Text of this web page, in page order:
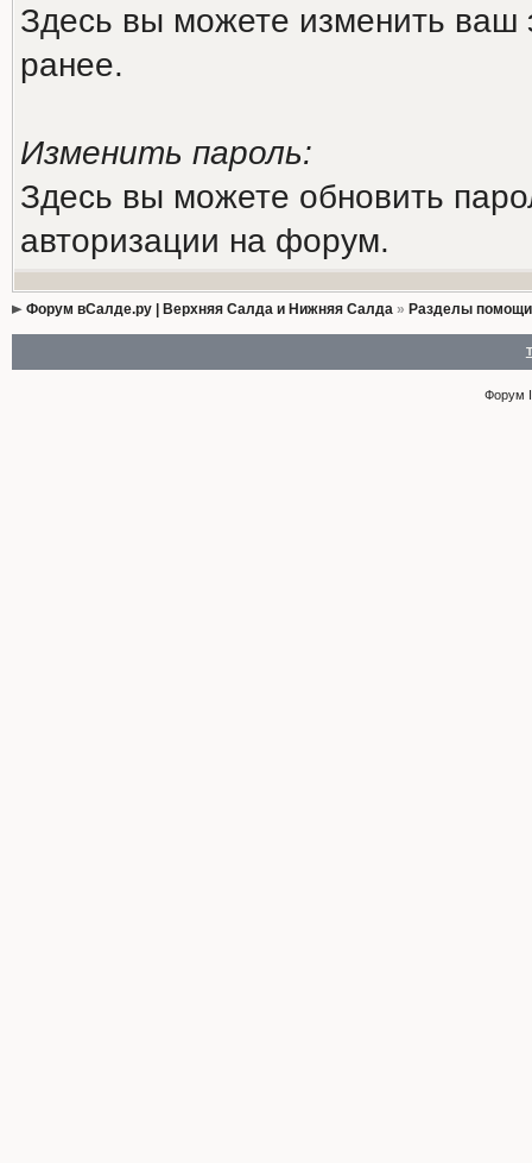
Здесь вы можете изменить ваш
ранее.
Изменить пароль:
Здесь вы можете обновить
авторизации на форум.
Форум вСалде.ру | Верхняя Салда и Нижняя Салда» Разделы
Форум